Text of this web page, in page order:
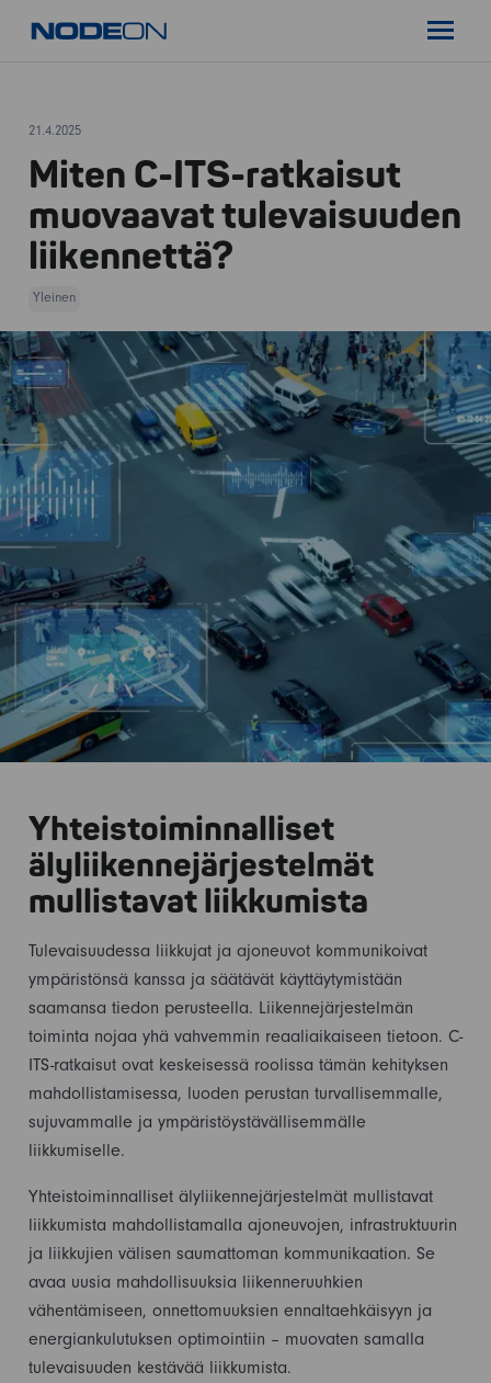
sisältöön
Nodeon
21.4.2025
Miten C-ITS-ratkaisut
muovaavat tulevaisuuden
liikennettä?
Yleinen
Yhteistoiminnalliset
älyliikennejärjestelmät
mullistavat liikkumista
Tulevaisuudessa liikkujat ja ajoneuvot kommunikoivat
ympäristönsä kanssa ja säätävät käyttäytymistään
saamansa tiedon perusteella. Liikennejärjestelmän
toiminta nojaa yhä vahvemmin reaaliaikaiseen tietoon. C-
ITS-ratkaisut ovat keskeisessä roolissa tämän kehityksen
mahdollistamisessa, luoden perustan turvallisemmalle,
sujuvammalle ja ympäristöystävällisemmälle
liikkumiselle.
Yhteistoiminnalliset älyliikennejärjestelmät mullistavat
liikkumista mahdollistamalla ajoneuvojen, infrastruktuurin
ja liikkujien välisen saumattoman kommunikaation. Se
avaa uusia mahdollisuuksia liikenneruuhkien
vähentämiseen, onnettomuuksien ennaltaehkäisyyn ja
energiankulutuksen optimointiin – muovaten samalla
tulevaisuuden kestävää liikkumista.